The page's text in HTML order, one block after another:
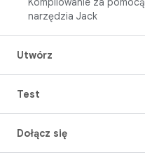
narzędzia Jack
Utwórz
Test
Dołącz się